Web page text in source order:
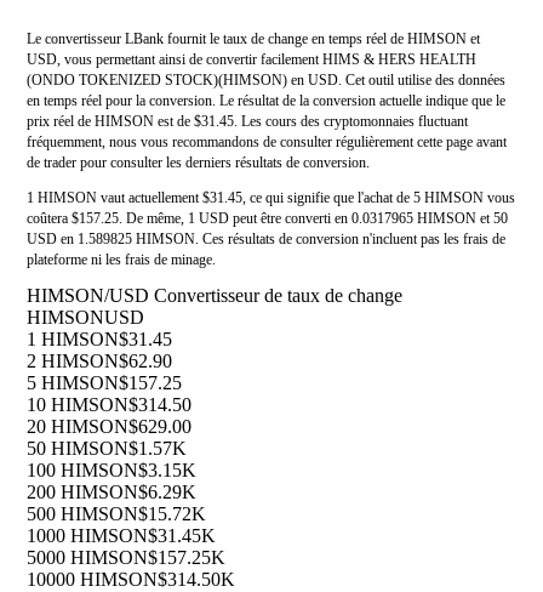
Le convertisseur LBank fournit le taux de change en temps réel de HIMSON et
USD, vous permettant ainsi de convertir facilement HIMS & HERS HEALTH
(ONDO TOKENIZED STOCK)(HIMSON) en USD. Cet outil utilise des données
en temps réel pour la conversion. Le résultat de la conversion actuelle indique que le
prix réel de HIMSON est de $31.45. Les cours des cryptomonnaies fluctuant
fréquemment, nous vous recommandons de consulter régulièrement cette page avant
de trader pour consulter les derniers résultats de conversion.
1 HIMSON vaut actuellement $31.45, ce qui signifie que l'achat de 5 HIMSON vous
coûtera $157.25. De même, 1 USD peut être converti en 0.0317965 HIMSON et 50
USD en 1.589825 HIMSON. Ces résultats de conversion n'incluent pas les frais de
plateforme ni les frais de minage.
HIMSON/USD Convertisseur de taux de change
HIMSONUSD
1 HIMSON$31.45
2 HIMSON$62.90
5 HIMSON$157.25
10 HIMSON$314.50
20 HIMSON$629.00
50 HIMSON$1.57K
100 HIMSON$3.15K
200 HIMSON$6.29K
500 HIMSON$15.72K
1000 HIMSON$31.45K
5000 HIMSON$157.25K
10000 HIMSON$314.50K